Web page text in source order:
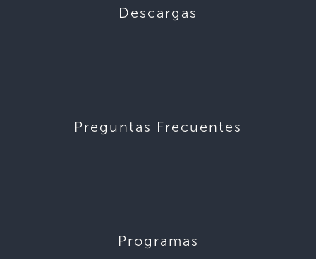
Descargas
Preguntas Frecuentes
Programas